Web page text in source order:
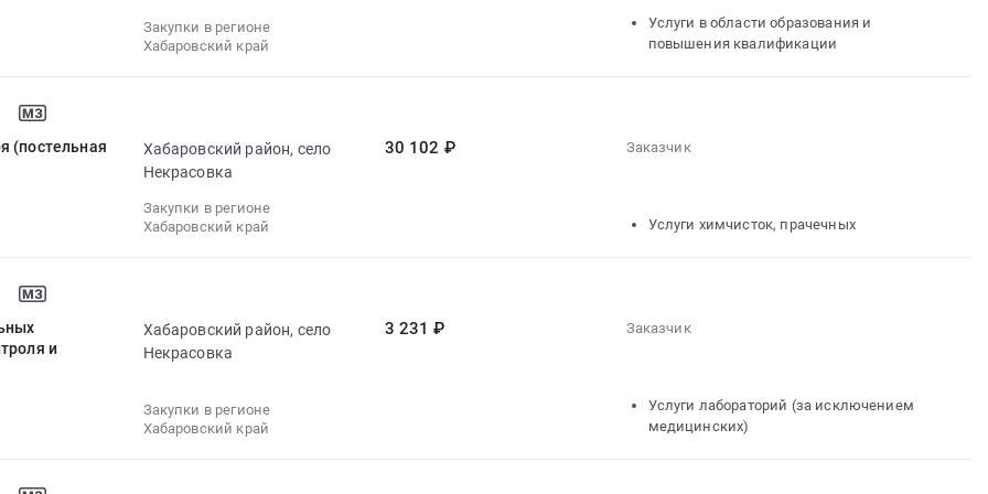
Закупки в регионе
Хабаровский край
Услуги в области образования и
повышения квалификации
(постельная
Хабаровский район, село
Некрасовка
Закупки в регионе
Хабаровский край
30 102 ₽
Услуги химчисток, прачечных
Заказчик
и
Хабаровский район, село
Некрасовка
Закупки в регионе
Хабаровский край
3 231 ₽
Услуги лабораторий (за исключением
медицинских)
Заказчик